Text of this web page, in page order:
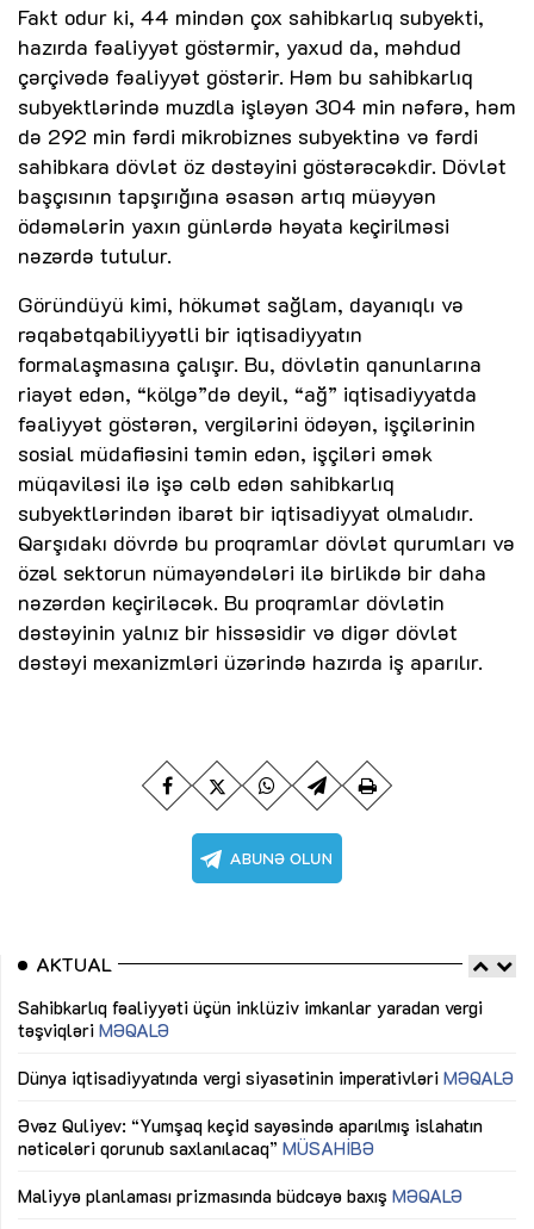
Fakt odur ki, 44 mindən çox sahibkarlıq subyekti,
hazırda fəaliyyət göstərmir, yaxud da, məhdud
çərçivədə fəaliyyət göstərir. Həm bu sahibkarlıq
subyektlərində muzdla işləyən 304 min nəfərə, həm
də 292 min fərdi mikrobiznes subyektinə və fərdi
sahibkara dövlət öz dəstəyini göstərəcəkdir. Dövlət
başçısının tapşırığına əsasən artıq müəyyən
ödəmələrin yaxın günlərdə həyata keçirilməsi
nəzərdə tutulur.
Göründüyü kimi, hökumət sağlam, dayanıqlı və
rəqabətqabiliyyətli bir iqtisadiyyatın
formalaşmasına çalışır. Bu, dövlətin qanunlarına
riayət edən, “kölgə”də deyil, “ağ” iqtisadiyyatda
fəaliyyət göstərən, vergilərini ödəyən, işçilərinin
sosial müdafiəsini təmin edən, işçiləri əmək
müqaviləsi ilə işə cəlb edən sahibkarlıq
subyektlərindən ibarət bir iqtisadiyyat olmalıdır.
Qarşıdakı dövrdə bu proqramlar dövlət qurumları və
özəl sektorun nümayəndələri ilə birlikdə bir daha
nəzərdən keçiriləcək. Bu proqramlar dövlətin
dəstəyinin yalnız bir hissəsidir və digər dövlət
dəstəyi mexanizmləri üzərində hazırda iş aparılır.
AKTUAL
Sahibkarlıq fəaliyyəti üçün inklüziv imkanlar yaradan vergi
təşviqləri MƏQALƏ
Dünya iqtisadiyyatında vergi siyasətinin imperativləri MƏQALƏ
Əvəz Quliyev: “Yumşaq keçid sayəsində aparılmış islahatın
nəticələri qorunub saxlanılacaq” MÜSAHİBƏ
Maliyyə planlaması prizmasında büdcəyə baxış MƏQALƏ